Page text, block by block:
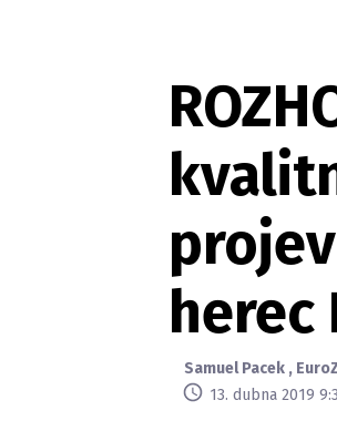
herec
Samuel Pacek ,
13. dubna 2019